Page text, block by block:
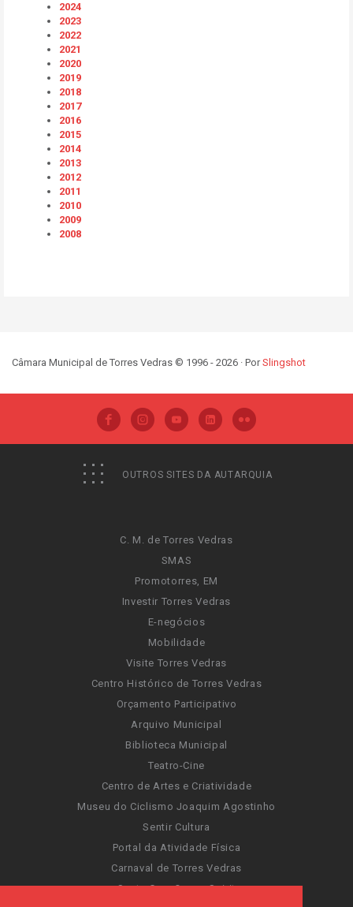
2024
2023
2022
2021
2020
2019
2018
2017
2016
2015
2014
2013
2012
2011
2010
2009
2008
Câmara Municipal de Torres Vedras © 1996 - 2026 · PorSlingshot
OUTROS SITES DA AUTARQUIA
C. M. de Torres Vedras
SMAS
Promotorres, EM
Investir Torres Vedras
E-negócios
Mobilidade
Visite Torres Vedras
Centro Histórico de Torres Vedras
Orçamento Participativo
Arquivo Municipal
Biblioteca Municipal
Teatro-Cine
Centro de Artes e Criatividade
Museu do Ciclismo Joaquim Agostinho
Sentir Cultura
Portal da Atividade Física
Carnaval de Torres Vedras
Santa Cruz Ocean Spirit